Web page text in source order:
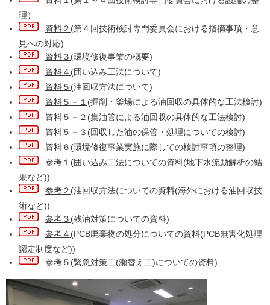
理）
資料２ (第４回技術検討専門委員会における指摘事項・意
見への対応)
資料３ (環境修復事業の概要)
資料４ (囲い込み工法について)
資料５ (油回収方法について)
資料５－１ (掘削・釜場による油回収の具体的な工法検討)
資料５－２ (集油管による油回収の具体的な工法検討)
資料５－３ (回収した油の保管・処理についての検討)
資料６ (環境修復事業実施に際しての検討事項の整理)
参考１ (囲い込み工法についての資料(地下水流動解析の結
果など))
参考２ (油回収方法についての資料(海外における油回収技
術など))
参考３ (残油対策についての資料)
参考４ (PCB廃棄物の処分についての資料(PCB無害化処理
認定制度など))
参考５ (緊急対策工(瀬替え工)についての資料)